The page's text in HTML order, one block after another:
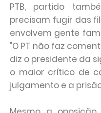
PTB, partido
precisam fugir das
envolvem gente
"O PT não faz
diz o presidente da
o maior crítico de
julgamento e a